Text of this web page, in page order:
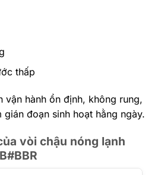
thấp
vận hành ổn định, không rung,
đoạn sinh hoạt hằng ngày.
vòi chậu nóng lạnh